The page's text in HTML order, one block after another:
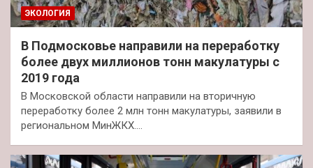
ЭКОЛОГИЯ
В Подмосковье направили на переработку
более двух миллионов тонн макулатуры с
2019 года
В Московской области направили на вторичную
переработку более 2 млн тонн макулатуры, заявили в
региональном МинЖКХ.…